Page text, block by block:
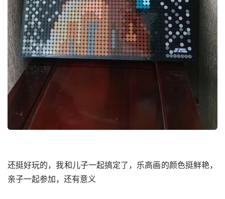
还挺好玩的，我和儿子一起搞定了，乐高画的颜色挺鲜艳，
亲子一起参加，还有意义